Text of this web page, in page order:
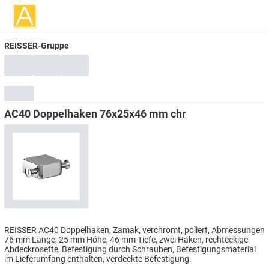
REISSER-Gruppe
AC40 Doppelhaken 76x25x46 mm chr
REISSER AC40 Doppelhaken, Zamak, verchromt, poliert, Abmessungen
76 mm Länge, 25 mm Höhe, 46 mm Tiefe, zwei Haken, rechteckige
Abdeckrosette, Befestigung durch Schrauben, Befestigungsmaterial
im Lieferumfang enthalten, verdeckte Befestigung.